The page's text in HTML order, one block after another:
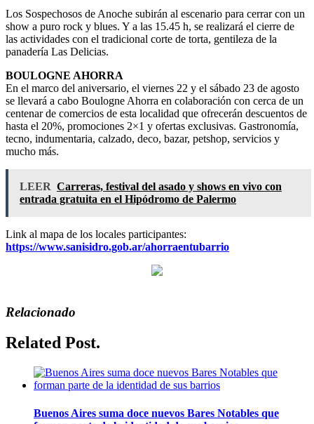
Los Sospechosos de Anoche subirán al escenario para cerrar con un
show a puro rock y blues. Y a las 15.45 h, se realizará el cierre de
las actividades con el tradicional corte de torta, gentileza de la
panadería Las Delicias.
BOULOGNE AHORRA
En el marco del aniversario, el viernes 22 y el sábado 23 de agosto
se llevará a cabo Boulogne Ahorra en colaboración con cerca de un
centenar de comercios de esta localidad que ofrecerán descuentos de
hasta el 20%, promociones 2×1 y ofertas exclusivas. Gastronomía,
tecno, indumentaria, calzado, deco, bazar, petshop, servicios y
mucho más.
LEER Carreras, festival del asado y shows en vivo con
entrada gratuita en el Hipódromo de Palermo
Link al mapa de los locales participantes:
https://www.sanisidro.gob.ar/ahorraentubarrio
Relacionado
Related Post.
Buenos Aires suma doce nuevos Bares Notables que